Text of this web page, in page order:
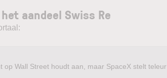
aandeel Swiss Re
op Wall Street houdt aan, maar SpaceX stelt teleur